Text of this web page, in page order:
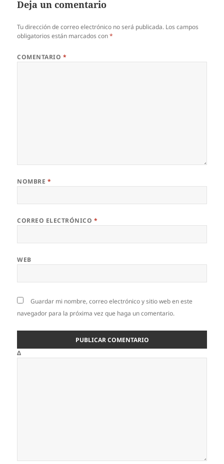
Deja un comentario
Tu dirección de correo electrónico no será publicada. Los campos
obligatorios están marcados con*
COMENTARIO *
NOMBRE *
CORREO ELECTRÓNICO *
WEB
Guardar mi nombre, correo electrónico y sitio web en este
navegador para la próxima vez que haga un comentario.
Δ